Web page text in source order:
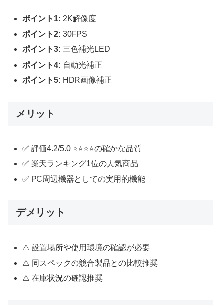
ポイント1: 2K解像度
ポイント2: 30FPS
ポイント3: 三色補光LED
ポイント4: 自動光補正
ポイント5: HDR画像補正
メリット
✅ 評価4.2/5.0 ⭐⭐⭐⭐の確かな品質
✅ 楽天ランキング1位の人気商品
✅ PC周辺機器としての実用的機能
デメリット
⚠️ 設置場所や使用環境の確認が必要
⚠️ 同スペックの競合製品との比較推奨
⚠️ 在庫状況の確認推奨